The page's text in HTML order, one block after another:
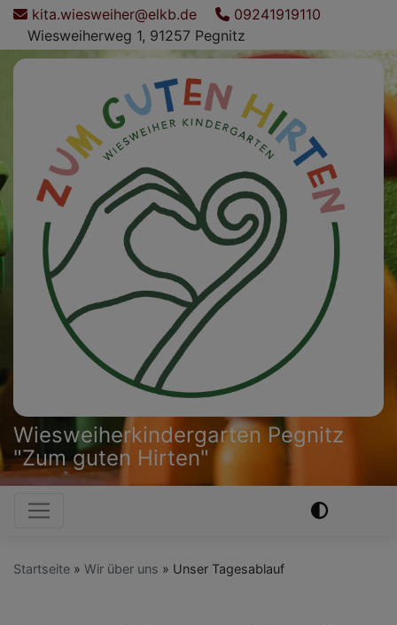
Direkt
zum
Inhalt
kita.wiesweiher@elkb.de
09241919110
Wiesweiherweg 1, 91257 Pegnitz
Wiesweiherkindergarten Pegnitz
"Zum guten Hirten"
Hauptnavigation
Startseite Wir über uns Unser Tagesablauf